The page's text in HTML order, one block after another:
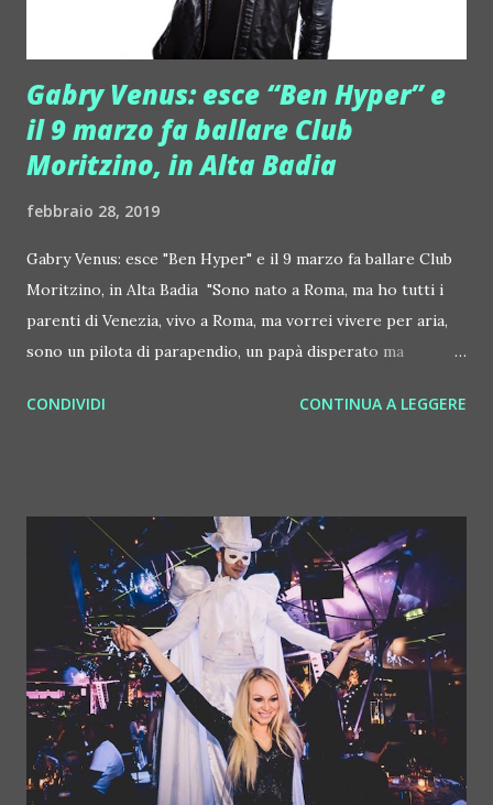
Gabry Venus: esce “Ben Hyper” e
il 9 marzo fa ballare Club
Moritzino, in Alta Badia
febbraio 28, 2019
Gabry Venus: esce "Ben Hyper" e il 9 marzo fa ballare Club
Moritzino, in Alta Badia "Sono nato a Roma, ma ho tutti i
parenti di Venezia, vivo a Roma, ma vorrei vivere per aria,
sono un pilota di parapendio, un papà disperato ma
definire un dj che si diverte sempre facendo quello che fa,
presentarsi in poche righe Gabry Venus , scatenato dj
producer romano da sempre specializzato in house e
dintorni. I dj, si sa, sono sempre in movimento. Ma Gabry
Venus è veramente inarrestabile. Da qualche giorno è uscita
la sua "Ben Hyper". La label è Whore House, di proprietà
degli Hoxton Whores. La voce è quella di StevAxel, già
conosciuta per tante collaborazioni tra cui quella con i
Cube Guys. Il brano, tra l'altro, mentre scriviam...
CONDIVIDI CONTINUA A LEGGERE